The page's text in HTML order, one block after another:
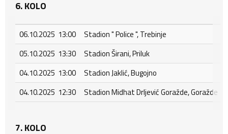
6. KOLO
06.10.2025 13:00
Stadion " Police ", Trebinje
05.10.2025 13:30
Stadion Širani, Priluk
04.10.2025 13:00
Stadion Jaklić, Bugojno
04.10.2025 12:30
Stadion Midhat Drljević Goražde, Goražde
7. KOLO